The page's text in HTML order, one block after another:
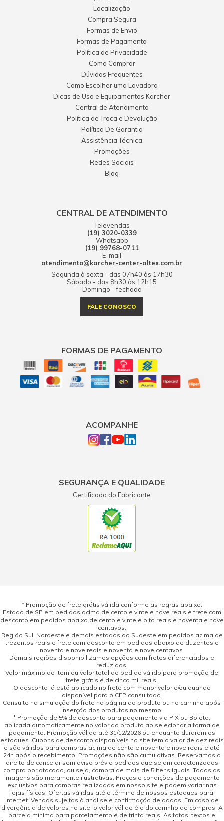
Localização
Compra Segura
Formas de Envio
Formas de Pagamento
Política de Privacidade
Como Comprar
Dúvidas Frequentes
Como Escolher uma Lavadora
Dicas de Uso e Equipamentos Kärcher
Central de Atendimento
Política de Troca e Devolução
Política De Garantia
Assistência Técnica
Promoções
Redes Sociais
Blog
CENTRAL DE ATENDIMENTO
Televendas
(19) 3020-0339
Whatsapp
(19) 99768-0711
E-mail
atendimento@karcher-center-altex.com.br
Segunda à sexta - das 07h40 às 17h30
Sábado - das 8h30 às 12h15
Domingo - fechada
FALE CONOSCO
FORMAS DE PAGAMENTO
ACOMPANHE
SEGURANÇA E QUALIDADE
Certificado do Fabricante
* Promoção de frete grátis válida conforme as regras abaixo:
Estado de SP em pedidos acima de cento e vinte e nove reais e frete com
desconto em pedidos abaixo de cento e vinte e oito reais e noventa e nove
centavos.
Região Sul, Nordeste e demais estados do Sudeste em pedidos acima de
trezentos reais e frete com desconto em pedidos abaixo de duzentos e
noventa e nove reais e noventa e nove centavos.
Demais regiões disponibilizamos opções com fretes diferenciados e
reduzidos.
Valor máximo do item ou valor total do pedido válido para promoção de
frete grátis é de cinco mil reais.
O desconto já está aplicado no frete com menor valor e/ou quando
disponível para o CEP consultado.
Consulte na simulação do frete na página do produto ou no carrinho após
inserção dos produtos no mesmo.
* Promoção de 5% de desconto para pagamento via PIX ou Boleto,
aplicada automaticamente no valor do produto ao selecionar a forma de
pagamento. Promoção válida até 31/12/2026 ou enquanto durarem os
estoques. Cupons de desconto disponíveis no site tem o valor de dez reais
e são válidos para compras acima de cento e noventa e nove reais e até
24h após o recebimento. Promoções não são cumulativas. Reservamos o
direito de cancelar sem aviso prévio pedidos que sejam caracterizados
compra por atacado, ou seja, compra de mais de 5 itens iguais. Todas as
imagens são meramente ilustrativas. Preços e condições de pagamento
exclusivos para compras realizadas em nosso site e podem variar nas
lojas físicas. Ofertas válidas até o término de nossos estoques para
internet. Vendas sujeitas à análise e confirmação de dados. Em caso de
divergência de valores no site, o valor válido é o do carrinho de compras. A
parcela mínima para parcelamento é de trinta reais. As fotos, textos e